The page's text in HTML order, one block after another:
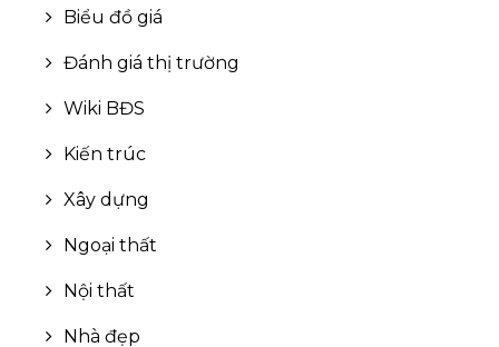
Biểu đồ giá
Đánh giá thị trường
Wiki BĐS
Kiến trúc
Xây dựng
Ngoại thất
Nội thất
Nhà đẹp